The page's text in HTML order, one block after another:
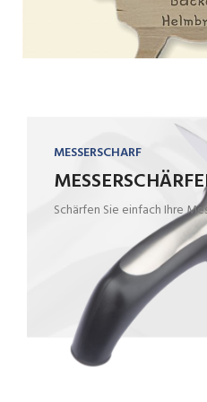
MESSERSCHARF
Schärfen Sie einfach Ihre